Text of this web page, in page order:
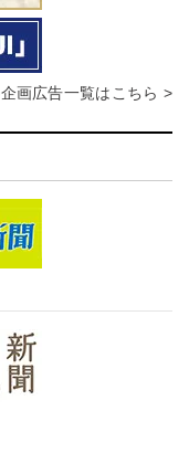
画広告一覧はこちら >